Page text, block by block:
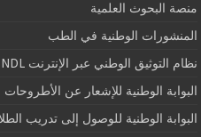
منصة البحوث العلمية
المنشورات الوطنية في الطب
نظام التوثيق الوطني عبر الإنترنت SNDL
البوابة الوطنية للإشعار عن الأطروحات PNST
البوابة الوطنية للوصول إلى تدريب